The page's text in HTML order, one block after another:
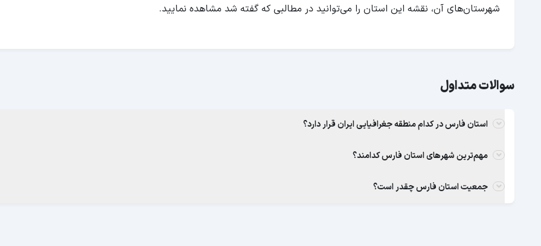
شهرستان‌های آن، نقشه این استان را می‌توانید در مطالبی که گفته شد مشاهده نمایید.
سوالات متداول
استان فارس در کدام منطقه جغرافیایی ایران قرار دارد؟
مهم‌ترین شهرهای استان فارس کدامند؟
جمعیت استان فارس چقدر است؟